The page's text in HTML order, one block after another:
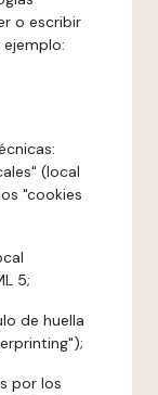
o escribir
(local
"cookies
5;
de huella
por los